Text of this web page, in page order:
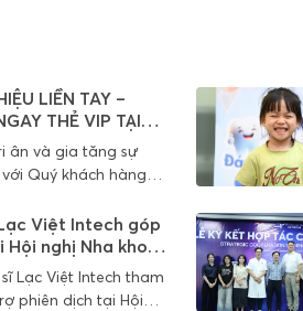
LIỀN TAY –
THẺ VIP TẠI
LẠC VIỆT
( ĐANG DIỄN RA)
ân và gia tăng sự
Quý khách hàng
Việt Intech chính thức
chương trình đặc
Việt Intech góp
nghị Nha khoa
tế VAPD
Lạc Việt Intech tham
phiên dịch tại Hội